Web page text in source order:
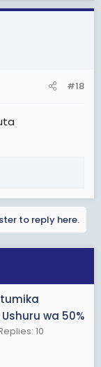
#18
to reply here.
wa 50%
10